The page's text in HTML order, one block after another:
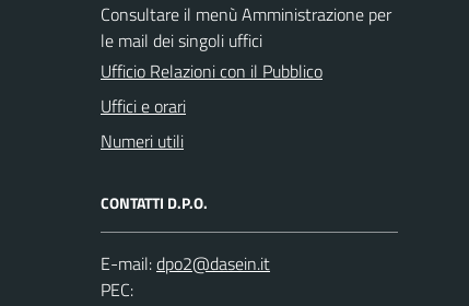
Consultare il menù Amministrazione per
le mail dei singoli uffici
Ufficio Relazioni con il Pubblico
Uffici e orari
Numeri utili
CONTATTI D.P.O.
E-mail:
PEC: